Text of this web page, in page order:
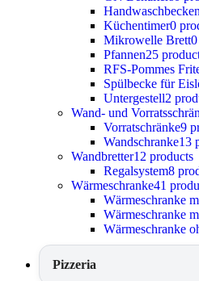
Handwaschbecken
Küchentimer0
Mikrowelle Brett
Pfannen25
RFS-Pommes
Spülbecke für
Untergestell2
Wand- und
Vorratschränke9
Wandschranke13
Wandbretter12 products
Regalsystem8
Wärmeschranke41
Wärmeschranke
Wärmeschranke
Wärmeschranke
Pizzeria